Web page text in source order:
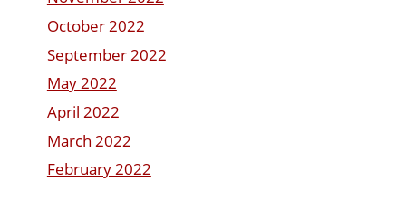
October 2022
September 2022
May 2022
April 2022
March 2022
February 2022